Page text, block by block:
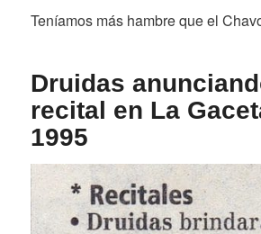
Teníamos más hambre que el
Druidas
recital en La
1995